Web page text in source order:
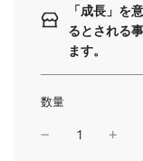
「成長」を
るとされる
ます。
数量